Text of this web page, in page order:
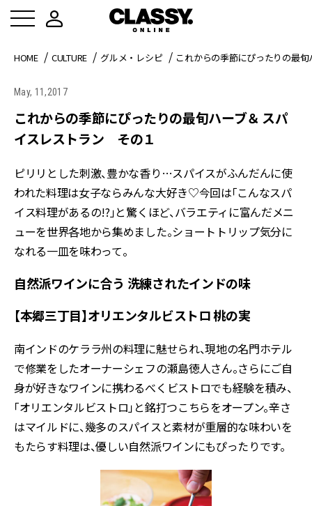
HOME CULTURE グルメ・レシピ これからの季節にぴったりの最
May, 11,2017
これからの季節にぴったりの最旬ハーブ＆ スパ
イスレストラン その１
ピリリとした刺激、豊かな香り…スパイスがふんだんに使
われた料理は女子ならみんな大好き♡今回は「こんなスパ
イス料理があるの!?」と驚くほど、バラエティに富んだメニ
ューを世界各地から集めました。ショートトリップ気分に
なれる一皿を味わって。
自然派ワインに合う 洗練されたインドの味
【本郷三丁目】オリエンタルビストロ 桃の実
南インドのケララ州の料理に魅せられ、現地の名門ホテル
で修業をしたオーナーシェフの瀬島徳人さん。さらにご自
身が好きなワインに携わるべくビストロでも経験を積み、
「オリエンタルビストロ」と銘打つこちらをオープン。辛さ
はマイルドに、幾多のスパイスと素材が重層的な味わいを
もたらす料理は、優しい自然派ワインにもぴったりです。